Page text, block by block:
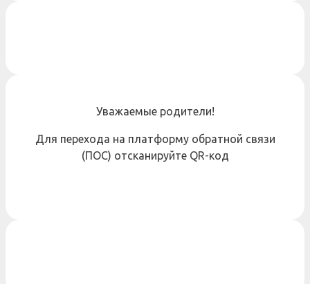
Уважаемые родители!
Для перехода на платформу обратной связи
(ПОС) отсканируйте QR-код